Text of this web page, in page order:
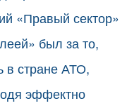
«Правый сектор»
был за то,
в стране АТО,
эффектно